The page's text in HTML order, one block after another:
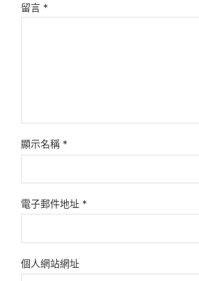
留言 *
顯示名稱 *
電子郵件地址 *
個人網站網址